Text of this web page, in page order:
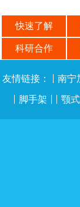
快速了解
科研合作
友情链接： 南宁
脚手架 颚